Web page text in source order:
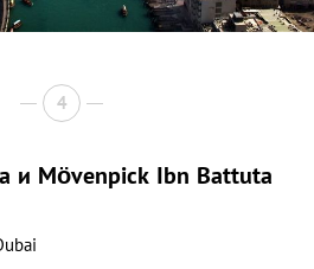
4
и Mövenpick Ibn Battuta